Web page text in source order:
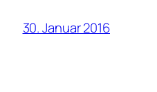
30. Januar 2016